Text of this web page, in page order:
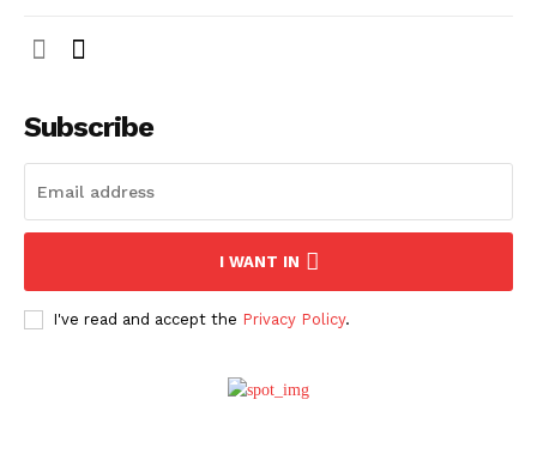
Subscribe
I WANT IN
I've read and accept the Privacy Policy.